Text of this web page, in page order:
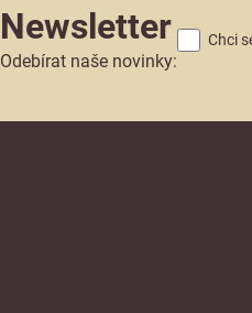
Newsletter
Odebírat naše novinky:
Chci